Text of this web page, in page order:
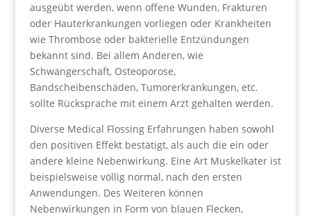
ausgeübt werden, wenn offene Wunden, Frakturen
oder Hauterkrankungen vorliegen oder Krankheiten
wie Thrombose oder bakterielle Entzündungen
bekannt sind. Bei allem Anderen, wie
Schwangerschaft, Osteoporose,
Bandscheibenschäden, Tumorerkrankungen, etc.
sollte Rücksprache mit einem Arzt gehalten werden.
Diverse Medical Flossing Erfahrungen haben sowohl
den positiven Effekt bestätigt, als auch die ein oder
andere kleine Nebenwirkung. Eine Art Muskelkater ist
beispielsweise völlig normal, nach den ersten
Anwendungen. Des Weiteren können
Nebenwirkungen in Form von blauen Flecken,